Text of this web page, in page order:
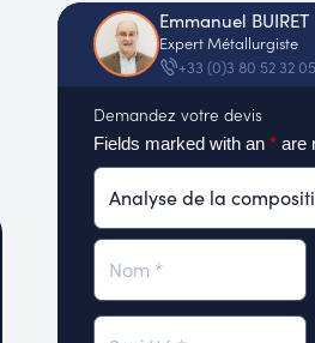
Emmanuel BUIRET
Expert Métallurgiste
+33 (0)3 80 52 32
Demandez votre devis
Fields marked with an* are